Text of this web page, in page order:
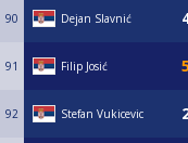
90 Dejan Slavnić
91 Filip Josić
92 Stefan Vukicevic